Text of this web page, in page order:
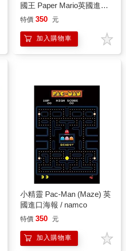
國王 Paper Mario英國進口
海報
特價 350 元
加入購物車
小精靈 Pac-Man (Maze) 英
國進口海報 / namco
特價 350 元
加入購物車